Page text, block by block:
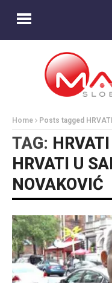
Home Posts tagged
TAG:
HRVATI U
NOVAKOVIĆ